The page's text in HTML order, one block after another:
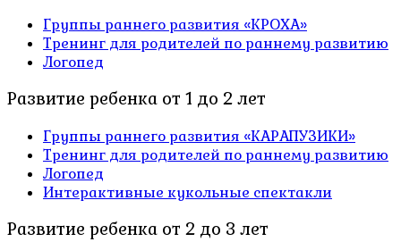
Группы раннего развития «КРОХА»
Тренинг для родителей по раннему развитию
Логопед
Развитие ребенка от 1 до 2 лет
Группы раннего развития «КАРАПУЗИКИ»
Тренинг для родителей по раннему развитию
Логопед
Интерактивные кукольные спектакли
Развитие ребенка от 2 до 3 лет